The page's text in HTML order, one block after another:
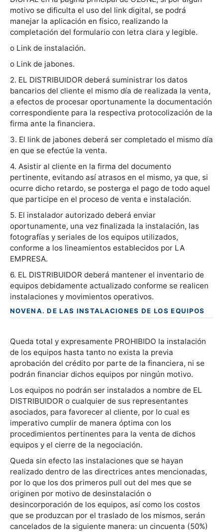
motivo se dificulta el uso del link digital, se podrá
manejar la aplicación en físico, realizando la
completación del formulario con letra clara y legible.
o Link de instalación.
o Link de jabones.
2. EL DISTRIBUIDOR deberá suministrar los datos
bancarios del cliente el mismo día de realizada la venta,
a efectos de procesar oportunamente la documentación
correspondiente para la respectiva protocolización de la
firma ante la financiera.
3. El link de jabones deberá ser completado el mismo día
en que se efectúe la venta.
4. Asistir al cliente en la firma del documento
pertinente, evitando así atrasos en el mismo, ya que, si
ocurre dicho retardo, se posterga el pago de todo aquel
que participe en el proceso de venta e instalación.
5. El instalador autorizado deberá enviar
oportunamente, una vez finalizada la instalación, las
fotografías y seriales de los equipos utilizados,
conforme a los lineamientos establecidos por LA
EMPRESA.
6. EL DISTRIBUIDOR deberá mantener el inventario de
equipos debidamente actualizado conforme se realicen
instalaciones y movimientos operativos.
NOVENA. DE LAS INSTALACIONES DE LOS EQUIPOS
Queda total y expresamente PROHIBIDO la instalación
de los equipos hasta tanto no exista la previa
aprobación del crédito por parte de la financiera, ni se
podrán financiar dichos equipos por ningún motivo.
Los equipos no podrán ser instalados a nombre de EL
DISTRIBUIDOR o cualquier de sus representantes
asociados, para favorecer al cliente, por lo cual es
imperativo cumplir de manera óptima con los
procedimientos pertinentes para la venta de dichos
equipos y el cierre de la negociación.
Queda sin efecto las instalaciones que se hayan
realizado dentro de las directrices antes mencionadas,
por lo que los dos primeros pull out del mes que se
originen por motivo de desinstalación o
desincorporación de los equipos, así como los costos
que se produzcan por el traslado de los mismos, serán
cancelados de la siguiente manera: un cincuenta (50%)